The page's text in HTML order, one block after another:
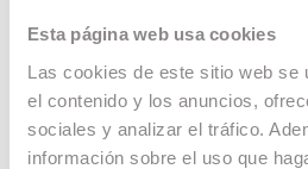
Esta página web usa cookies
Las cookies de este sitio web se
el contenido y los anuncios,
sociales y analizar el tráfico.
información sobre el uso que